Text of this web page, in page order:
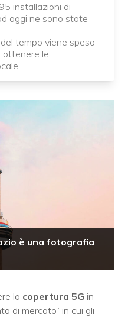
installazioni di
oggi ne sono state
tempo viene speso
ottenere le
è una fotografia
la copertura 5G in
di mercato” in cui gli